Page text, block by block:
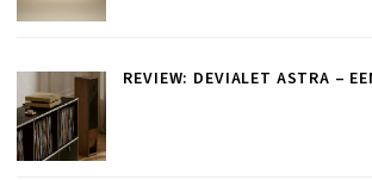
REVIEW: DEVIALET ASTRA –